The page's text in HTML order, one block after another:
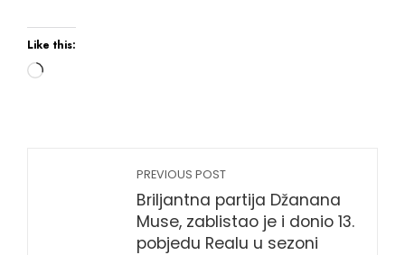
Like this:
Loading…
PREVIOUS POST
Briljantna partija Džanana
Muse, zablistao je i donio 13.
pobjedu Realu u sezoni